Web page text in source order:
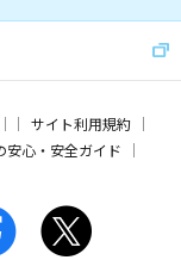
サイト利用規約
安心・安全ガイド